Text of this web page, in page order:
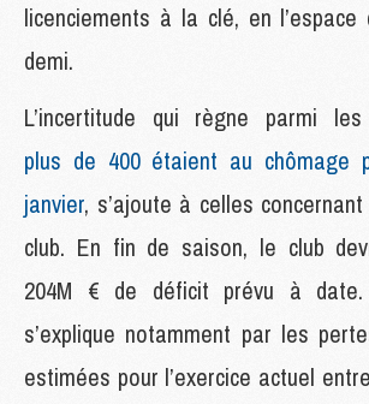
licenciements à la clé, en
demi.
L’incertitude qui règne parmi
plus de 400 étaient au chômage
janvier, s’ajoute à celles
club. En fin de saison, le club
204M € de déficit prévu à
s’explique notamment par les
estimées pour l’exercice actuel